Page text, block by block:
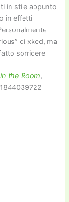
in stile appunto
in effetti
di xkcd, ma
sorridere.
the Room,